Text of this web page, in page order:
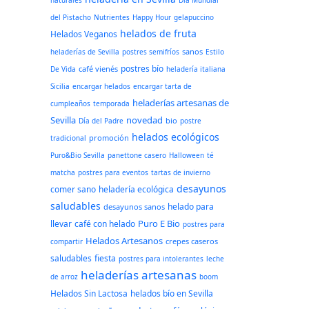
del Pistacho Nutrientes Happy Hour gelapuccino
Helados Veganos helados de fruta
heladerías de Sevilla postres semifríos sanos Estilo
De Vida café vienés postres bío heladería italiana
Sicilia encargar helados encargar tarta de
cumpleaños temporada heladerías artesanas de
Sevilla Día del Padre novedad bio postre
tradicional promoción helados ecológicos
Puro&Bio Sevilla panettone casero Halloween té
matcha postres para eventos tartas de invierno
comer sano heladería ecológica desayunos
saludables desayunos sanos helado para
llevar café con helado Puro E Bio postres para
compartir Helados Artesanos crepes caseros
saludables fiesta postres para intolerantes leche
de arroz heladerías artesanas boom
Helados Sin Lactosa helados bío en Sevilla